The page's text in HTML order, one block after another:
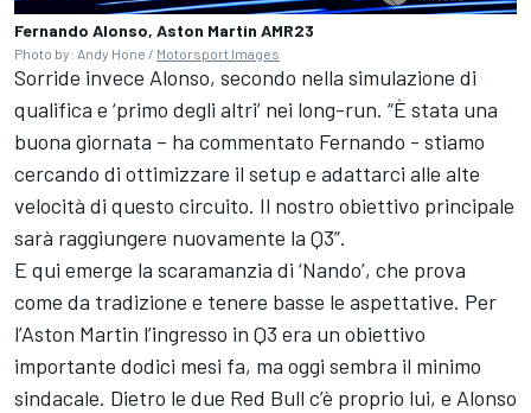
Fernando Alonso, Aston Martin AMR23
Photo by: Andy Hone / Motorsport Images
Sorride invece Alonso, secondo nella simulazione di
qualifica e ‘primo degli altri’ nei long-run. “È stata una
buona giornata – ha commentato Fernando - stiamo
cercando di ottimizzare il setup e adattarci alle alte
velocità di questo circuito. Il nostro obiettivo principale
sarà raggiungere nuovamente la Q3”.
E qui emerge la scaramanzia di ‘Nando’, che prova
come da tradizione e tenere basse le aspettative. Per
l’Aston Martin l’ingresso in Q3 era un obiettivo
importante dodici mesi fa, ma oggi sembra il minimo
sindacale. Dietro le due Red Bull c’è proprio lui, e Alonso